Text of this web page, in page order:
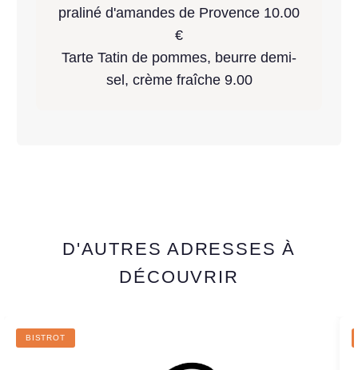
praliné d'amandes de Provence 10.00
€
Tarte Tatin de pommes, beurre demi-
sel, crème fraîche 9.00
D'AUTRES ADRESSES À
DÉCOUVRIR
BISTROT